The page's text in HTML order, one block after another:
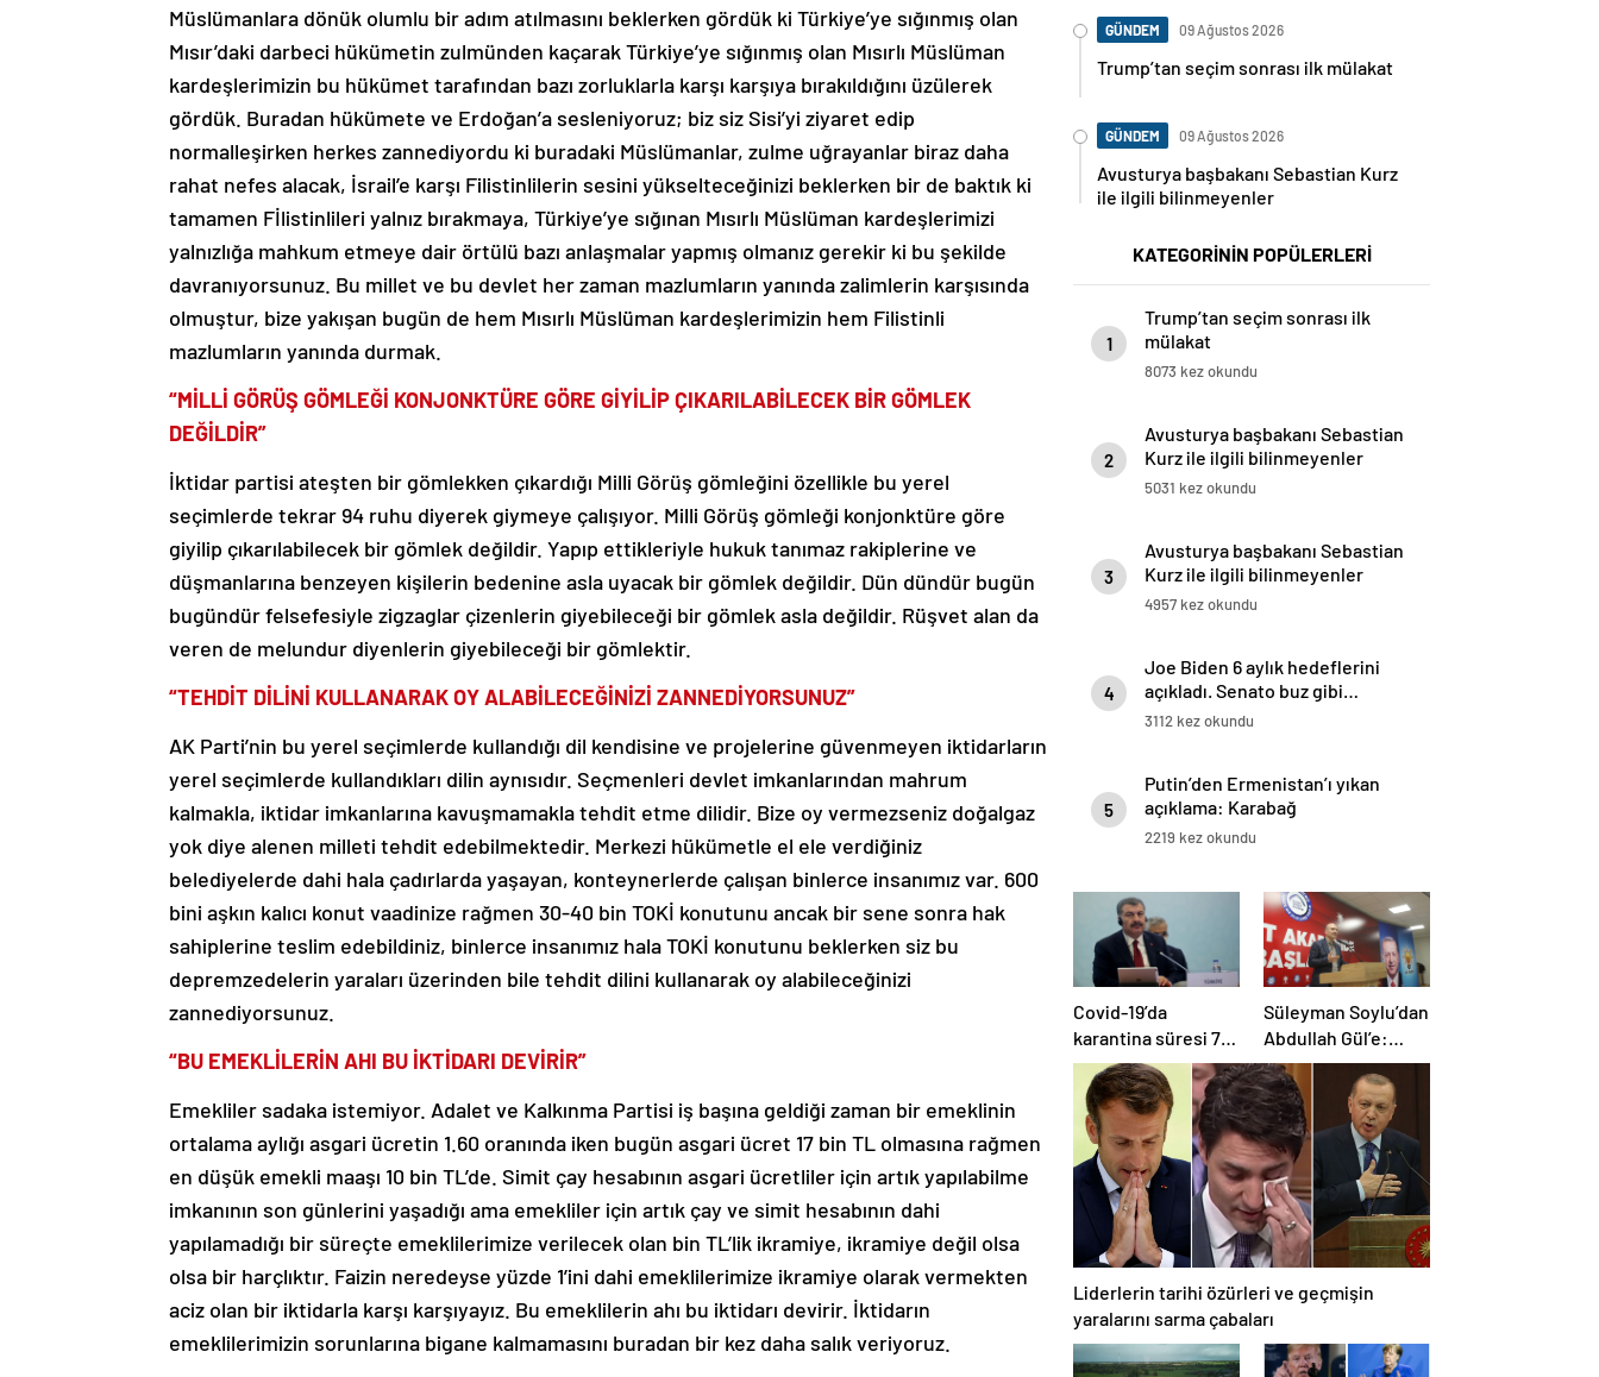
Müslümanlara dönük olumlu bir adım atılmasını beklerken gördük ki Türkiye’ye sığınmış olan
Mısır’daki darbeci hükümetin zulmünden kaçarak Türkiye’ye sığınmış olan Mısırlı Müslüman
kardeşlerimizin bu hükümet tarafından bazı zorluklarla karşı karşıya bırakıldığını üzülerek
gördük. Buradan hükümete ve Erdoğan’a sesleniyoruz; biz siz Sisi’yi ziyaret edip
normalleşirken herkes zannediyordu ki buradaki Müslümanlar, zulme uğrayanlar biraz daha
rahat nefes alacak, İsrail’e karşı Filistinlilerin sesini yükselteceğinizi beklerken bir de baktık ki
tamamen Fİlistinlileri yalnız bırakmaya, Türkiye’ye sığınan Mısırlı Müslüman kardeşlerimizi
yalnızlığa mahkum etmeye dair örtülü bazı anlaşmalar yapmış olmanız gerekir ki bu şekilde
davranıyorsunuz. Bu millet ve bu devlet her zaman mazlumların yanında zalimlerin karşısında
olmuştur, bize yakışan bugün de hem Mısırlı Müslüman kardeşlerimizin hem Filistinli
mazlumların yanında durmak.
“MİLLİ GÖRÜŞ GÖMLEĞİ KONJONKTÜRE GÖRE GİYİLİP ÇIKARILABİLECEK BİR GÖMLEK
DEĞİLDİR”
İktidar partisi ateşten bir gömlekken çıkardığı Milli Görüş gömleğini özellikle bu yerel
seçimlerde tekrar 94 ruhu diyerek giymeye çalışıyor. Milli Görüş gömleği konjonktüre göre
giyilip çıkarılabilecek bir gömlek değildir. Yapıp ettikleriyle hukuk tanımaz rakiplerine ve
düşmanlarına benzeyen kişilerin bedenine asla uyacak bir gömlek değildir. Dün dündür bugün
bugündür felsefesiyle zigzaglar çizenlerin giyebileceği bir gömlek asla değildir. Rüşvet alan da
veren de melundur diyenlerin giyebileceği bir gömlektir.
“TEHDİT DİLİNİ KULLANARAK OY ALABİLECEĞİNİZİ ZANNEDİYORSUNUZ”
AK Parti’nin bu yerel seçimlerde kullandığı dil kendisine ve projelerine güvenmeyen iktidarların
yerel seçimlerde kullandıkları dilin aynısıdır. Seçmenleri devlet imkanlarından mahrum
kalmakla, iktidar imkanlarına kavuşmamakla tehdit etme dilidir. Bize oy vermezseniz doğalgaz
yok diye alenen milleti tehdit edebilmektedir. Merkezi hükümetle el ele verdiğiniz
belediyelerde dahi hala çadırlarda yaşayan, konteynerlerde çalışan binlerce insanımız var. 600
bini aşkın kalıcı konut vaadinize rağmen 30-40 bin TOKİ konutunu ancak bir sene sonra hak
sahiplerine teslim edebildiniz, binlerce insanımız hala TOKİ konutunu beklerken siz bu
depremzedelerin yaraları üzerinden bile tehdit dilini kullanarak oy alabileceğinizi
zannediyorsunuz.
“BU EMEKLİLERİN AHI BU İKTİDARI DEVİRİR”
Emekliler sadaka istemiyor. Adalet ve Kalkınma Partisi iş başına geldiği zaman bir emeklinin
ortalama aylığı asgari ücretin 1.60 oranında iken bugün asgari ücret 17 bin TL olmasına rağmen
en düşük emekli maaşı 10 bin TL’de. Simit çay hesabının asgari ücretliler için artık yapılabilme
imkanının son günlerini yaşadığı ama emekliler için artık çay ve simit hesabının dahi
yapılamadığı bir süreçte emeklilerimize verilecek olan bin TL’lik ikramiye, ikramiye değil olsa
olsa bir harçlıktır. Faizin neredeyse yüzde 1’ini dahi emeklilerimize ikramiye olarak vermekten
aciz olan bir iktidarla karşı karşıyayız. Bu emeklilerin ahı bu iktidarı devirir. İktidarın
emeklilerimizin sorunlarına bigane kalmamasını buradan bir kez daha salık veriyoruz.
GÜNDEM 09 Ağustos 2026
Trump’tan seçim sonrası ilk mülakat
GÜNDEM 09 Ağustos 2026
Avusturya başbakanı Sebastian Kurz
ile ilgili bilinmeyenler
KATEGORİNİN POPÜLERLERİ
1
Trump’tan seçim sonrası ilk
mülakat
8073 kez okundu
2
Avusturya başbakanı Sebastian
Kurz ile ilgili bilinmeyenler
5031 kez okundu
3
Avusturya başbakanı Sebastian
Kurz ile ilgili bilinmeyenler
4957 kez okundu
4
Joe Biden 6 aylık hedeflerini
açıkladı. Senato buz gibi…
3112 kez okundu
5
Putin’den Ermenistan’ı yıkan
açıklama: Karabağ
Azerbaycan’ın ayrılmaz bir
2219 kez okundu
Covid-19’da
karantina süresi 7
güne düşürüldü |
Canlı Blog
Süleyman Soylu’dan
Abdullah Gül’e:
Yazıklar olsun size
Liderlerin tarihi özürleri ve geçmişin
yaralarını sarma çabaları